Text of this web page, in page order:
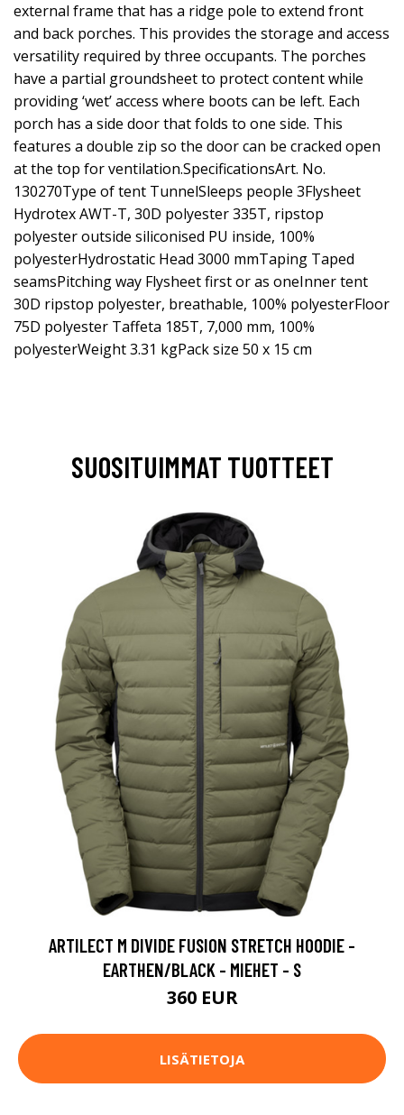
external frame that has a ridge pole to extend front
and back porches. This provides the storage and access
versatility required by three occupants. The porches
have a partial groundsheet to protect content while
providing ‘wet’ access where boots can be left. Each
porch has a side door that folds to one side. This
features a double zip so the door can be cracked open
at the top for ventilation.SpecificationsArt. No.
130270Type of tent TunnelSleeps people 3Flysheet
Hydrotex AWT-T, 30D polyester 335T, ripstop
polyester outside siliconised PU inside, 100%
polyesterHydrostatic Head 3000 mmTaping Taped
seamsPitching way Flysheet first or as oneInner tent
30D ripstop polyester, breathable, 100% polyesterFloor
75D polyester Taffeta 185T, 7,000 mm, 100%
polyesterWeight 3.31 kgPack size 50 x 15 cm
SUOSITUIMMAT TUOTTEET
ARTILECT M DIVIDE FUSION STRETCH HOODIE -
EARTHEN/BLACK - MIEHET - S
360 EUR
LISÄTIETOJA